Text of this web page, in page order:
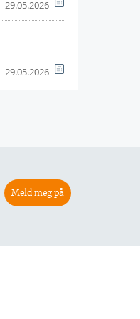
29.05.2026
29.05.2026